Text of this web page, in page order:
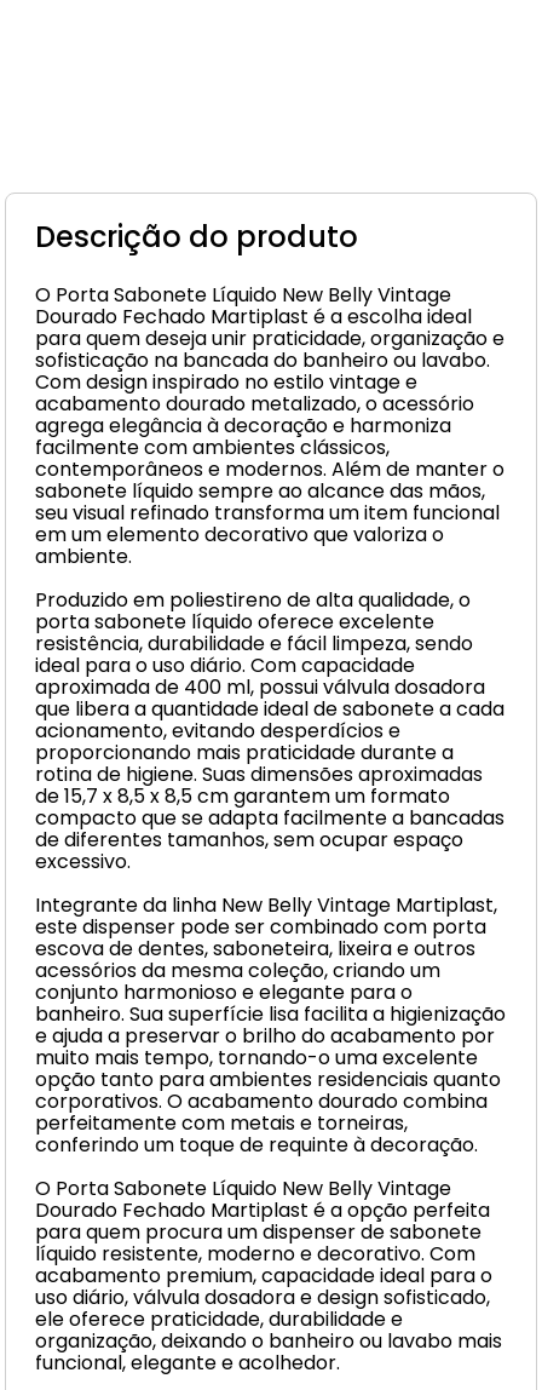
Descrição do produto
O Porta Sabonete Líquido New Belly Vintage
Dourado Fechado Martiplast é a escolha ideal
para quem deseja unir praticidade, organização e
sofisticação na bancada do banheiro ou lavabo.
Com design inspirado no estilo vintage e
acabamento dourado metalizado, o acessório
agrega elegância à decoração e harmoniza
facilmente com ambientes clássicos,
contemporâneos e modernos. Além de manter o
sabonete líquido sempre ao alcance das mãos,
seu visual refinado transforma um item funcional
em um elemento decorativo que valoriza o
ambiente.
Produzido em poliestireno de alta qualidade, o
porta sabonete líquido oferece excelente
resistência, durabilidade e fácil limpeza, sendo
ideal para o uso diário. Com capacidade
aproximada de 400 ml, possui válvula dosadora
que libera a quantidade ideal de sabonete a cada
acionamento, evitando desperdícios e
proporcionando mais praticidade durante a
rotina de higiene. Suas dimensões aproximadas
de 15,7 x 8,5 x 8,5 cm garantem um formato
compacto que se adapta facilmente a bancadas
de diferentes tamanhos, sem ocupar espaço
excessivo.
Integrante da linha New Belly Vintage Martiplast,
este dispenser pode ser combinado com porta
escova de dentes, saboneteira, lixeira e outros
acessórios da mesma coleção, criando um
conjunto harmonioso e elegante para o
banheiro. Sua superfície lisa facilita a higienização
e ajuda a preservar o brilho do acabamento por
muito mais tempo, tornando-o uma excelente
opção tanto para ambientes residenciais quanto
corporativos. O acabamento dourado combina
perfeitamente com metais e torneiras,
conferindo um toque de requinte à decoração.
O Porta Sabonete Líquido New Belly Vintage
Dourado Fechado Martiplast é a opção perfeita
para quem procura um dispenser de sabonete
líquido resistente, moderno e decorativo. Com
acabamento premium, capacidade ideal para o
uso diário, válvula dosadora e design sofisticado,
ele oferece praticidade, durabilidade e
organização, deixando o banheiro ou lavabo mais
funcional, elegante e acolhedor.